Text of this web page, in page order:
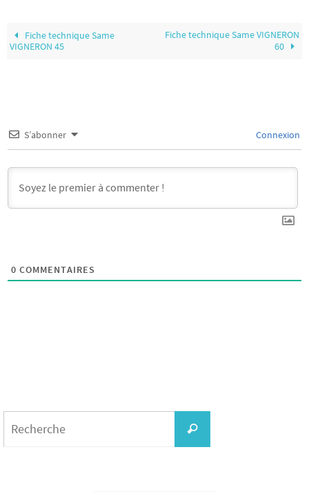
Fiche technique Same
VIGNERON 45
Fiche technique Same VIGNERON
60
S’abonner Connexion
0 COMMENTAIRES
Recherche